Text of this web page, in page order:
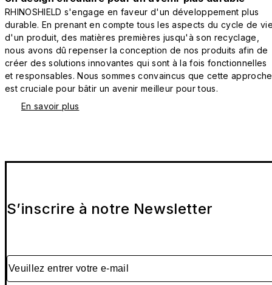
RHINOSHIELD s'engage en faveur d'un développement plus
durable. En prenant en compte tous les aspects du cycle de
d'un produit, des matières premières jusqu'à son recyclage,
nous avons dû repenser la conception de nos produits afin de
créer des solutions innovantes qui sont à la fois fonctionnelles
et responsables. Nous sommes convaincus que cette approche
est cruciale pour bâtir un avenir meilleur pour tous.
En savoir plus
S’inscrire à notre Newsletter
Veuillez entrer votre e-mail